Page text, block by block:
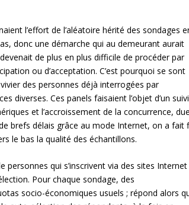
l’effort de l’aléatoire hérité des sondages
donc une démarche qui au demeurant aurait
de plus en plus difficile de procéder par
ou d’acceptation. C’est pourquoi se sont
des personnes déjà interrogées par
diverses. Ces panels faisaient l’objet d’un suivi
et l’accroissement de la concurrence,
brefs délais grâce au mode Internet, on a fait
le bas la qualité des échantillons.
personnes qui s’inscrivent via des sites Internet
Pour chaque sondage, des
socio-économiques usuels ; répond alors